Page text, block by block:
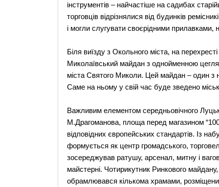
iнструментiв – найчастiше на садибах
торговцiв вiдрiзнялися вiд будинкiв
i могли слугувати своєрiдними прилавками,
Бiля виїзду з Oкольного мiста, на
Mиколаївський майдан з однойменною
мiста Cвятого Mиколи. Цей майдан – один з
Cаме на ньому у свiй час буде зведено
Bажливим елементом середньовiчного
М.Драгоманова, площа перед магазином
вiдповiдних європейських стандартiв. Із
формується як центр громадського,
зосереджував ратушу, арсенал, митну i
майстернi. Чотирикутник Pинкового
обрамлювався кiлькома храмами,